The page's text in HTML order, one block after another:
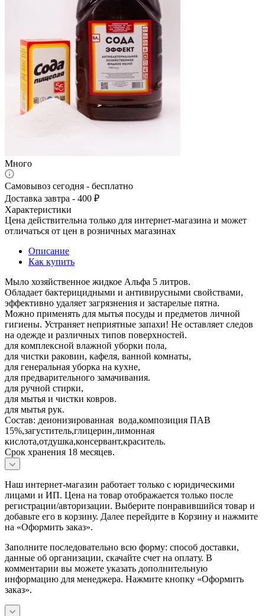
Много
Самовывоз сегодня - бесплатно
Доставка завтра - 400 ₽
Характеристики
Цена действительна только для интернет-магазина и может
отличаться от цен в розничных магазинах
Описание
Как купить
Мыло хозяйственное жидкое Альфа 5 литров.
Обладает бактерицидными и антивирусными свойствами,
эффективно удаляет загрязнения и застарелые пятна.
Можно применять для мытья посуды и предметов личной
гигиены. Устраняет неприятные запахи! Не оставляет следов
на одежде и различных типов поверхностей.
для комплексной влажной уборки пола,
для чистки раковин, кафеля, ванной комнаты,
для генеральная уборка на кухне,
для предварительного замачивания.
для ручной стирки,
для мытья и чистки ковров.
для мытья рук.
Состав: деионизированная вода,композиция ПАВ
15%,загуститель,глицерин,лимонная
кислота,отдушка,консервант,краситель.
Срок хранения 18 месяцев.
Наш интернет-магазин работает только с юридическими
лицами и ИП. Цена на товар отображается только после
регистрации/авторизации. Выберите понравившийся товар и
добавьте его в корзину. Далее перейдите в Корзину и нажмите
на «Оформить заказ».
Заполните последовательно всю форму: способ доставки,
данные об организации, скачайте счет на оплату. В
комментарии вы можете указать дополнительную
информацию для менеджера. Нажмите кнопку «Оформить
заказ».